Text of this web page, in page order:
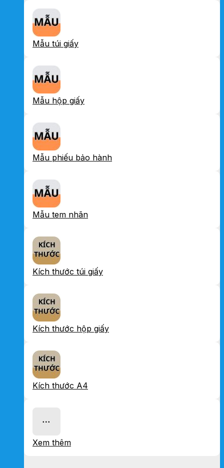
Mẫu túi giấy
Mẫu hộp giấy
Mẫu phiếu bảo hành
Mẫu tem nhãn
Kích thước túi giấy
Kích thước hộp giấy
Kích thước A4
Xem thêm